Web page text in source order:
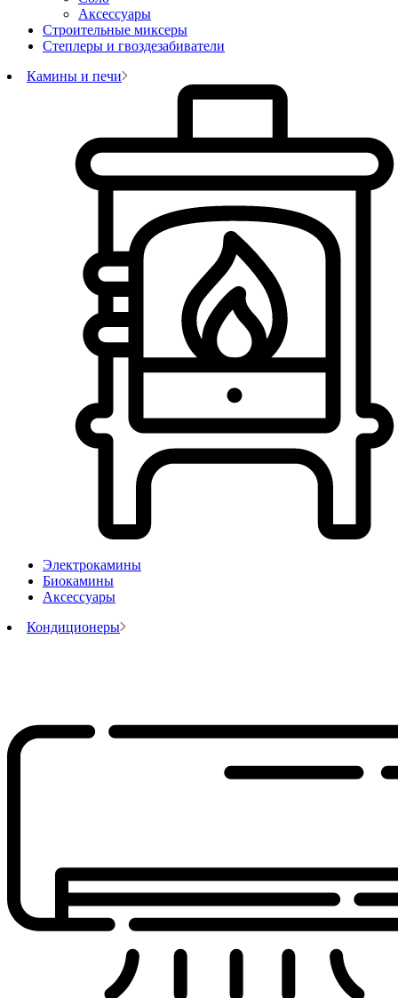
Аксессуары
Строительные миксеры
Степлеры и гвоздезабиватели
Камины и печи
Электрокамины
Биокамины
Аксессуары
Кондиционеры